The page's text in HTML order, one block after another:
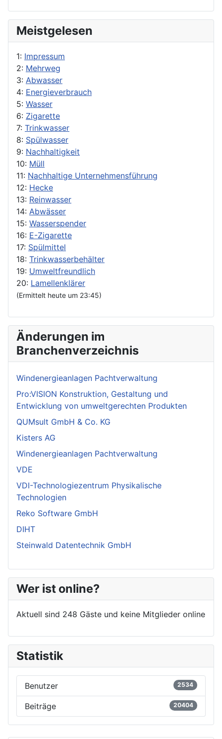
Meistgelesen
1: Impressum
2: Mehrweg
3: Abwasser
4: Energieverbrauch
5: Wasser
6: Zigarette
7: Trinkwasser
8: Spülwasser
9: Nachhaltigkeit
10: Müll
11: Nachhaltige Unternehmensführung
12: Hecke
13: Reinwasser
14: Abwässer
15: Wasserspender
16: E-Zigarette
17: Spülmittel
18: Trinkwasserbehälter
19: Umweltfreundlich
20: Lamellenklärer
(Ermittelt heute um 23:45)
Änderungen im
Branchenverzeichnis
Windenergieanlagen Pachtverwaltung
Pro:VISION Konstruktion, Gestaltung und
Entwicklung von umweltgerechten Produkten
QUMsult GmbH & Co. KG
Kisters AG
Windenergieanlagen Pachtverwaltung
VDE
VDI-Technologiezentrum Physikalische
Technologien
Reko Software GmbH
DIHT
Steinwald Datentechnik GmbH
Wer ist online?
Aktuell sind 248 Gäste und keine Mitglieder online
Statistik
Benutzer 2534
Beiträge 20404